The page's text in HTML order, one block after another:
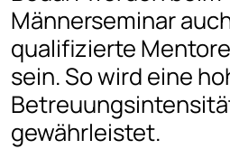
Männerseminar
qualifizierte
sein. So wird eine
gewährleistet.